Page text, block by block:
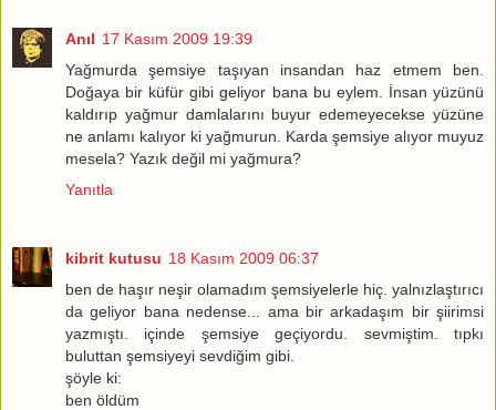
Anıl 17 Kasım 2009 19:39
Yağmurda şemsiye taşıyan insandan haz etmem ben.
Doğaya bir küfür gibi geliyor bana bu eylem. İnsan yüzünü
kaldırıp yağmur damlalarını buyur edemeyecekse yüzüne
ne anlamı kalıyor ki yağmurun. Karda şemsiye alıyor muyuz
mesela? Yazık değil mi yağmura?
Yanıtla
kibrit kutusu 18 Kasım 2009 06:37
ben de haşır neşir olamadım şemsiyelerle hiç. yalnızlaştırıcı
da geliyor bana nedense... ama bir arkadaşım bir şiirimsi
yazmıştı. içinde şemsiye geçiyordu. sevmiştim. tıpkı
buluttan şemsiyeyi sevdiğim gibi.
şöyle ki:
ben öldüm